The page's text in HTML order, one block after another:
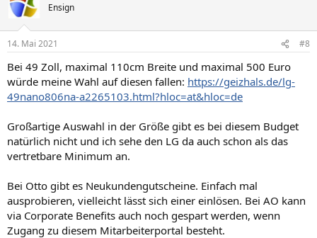
Ensign
14. Mai 2021 #8
Bei 49 Zoll, maximal 110cm Breite und maximal 500 Euro
würde meine Wahl auf diesen fallen: https://geizhals.de/lg-
49nano806na-a2265103.html?hloc=at&hloc=de
Großartige Auswahl in der Größe gibt es bei diesem Budget
natürlich nicht und ich sehe den LG da auch schon als das
vertretbare Minimum an.
Bei Otto gibt es Neukundengutscheine. Einfach mal
ausprobieren, vielleicht lässt sich einer einlösen. Bei AO kann
via Corporate Benefits auch noch gespart werden, wenn
Zugang zu diesem Mitarbeiterportal besteht.